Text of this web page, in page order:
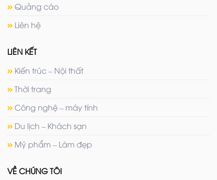
Quảng cáo
Liên hệ
LIÊN KẾT
Kiến trúc – Nội thất
Thời trang
Công nghệ – máy tính
Du lịch – Khách sạn
Mỹ phẩm – Làm đẹp
VỀ CHÚNG TÔI